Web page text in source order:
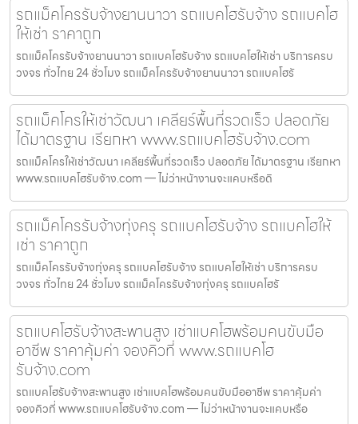
รถแม็คโครรับจ้างยานนาวา รถแบคโฮรับจ้าง รถแบคโฮ
ให้เช่า ราคาถูก
รถแม็คโครรับจ้างยานนาวา รถแบคโฮรับจ้าง รถแบคโฮให้เช่า บริการครบ
วงจร ทั่วไทย 24 ชั่วโมง รถแม็คโครรับจ้างยานนาวา รถแบคโฮรั
รถแม็คโครให้เช่าวัฒนา เคลียร์พื้นที่รวดเร็ว ปลอดภัย
ได้มาตรฐาน เรียกหา www.รถแบคโฮรับจ้าง.com
รถแม็คโครให้เช่าวัฒนา เคลียร์พื้นที่รวดเร็ว ปลอดภัย ได้มาตรฐาน เรียกหา
www.รถแบคโฮรับจ้าง.com — ไม่ว่าหน้างานจะแคบหรือดิ
รถแม็คโครรับจ้างทุ่งครุ รถแบคโฮรับจ้าง รถแบคโฮให้
เช่า ราคาถูก
รถแม็คโครรับจ้างทุ่งครุ รถแบคโฮรับจ้าง รถแบคโฮให้เช่า บริการครบ
วงจร ทั่วไทย 24 ชั่วโมง รถแม็คโครรับจ้างทุ่งครุ รถแบคโฮรั
รถแบคโฮรับจ้างสะพานสูง เช่าแบคโฮพร้อมคนขับมือ
อาชีพ ราคาคุ้มค่า จองคิวที่ www.รถแบคโฮ
รับจ้าง.com
รถแบคโฮรับจ้างสะพานสูง เช่าแบคโฮพร้อมคนขับมืออาชีพ ราคาคุ้มค่า
จองคิวที่ www.รถแบคโฮรับจ้าง.com — ไม่ว่าหน้างานจะแคบหรือ